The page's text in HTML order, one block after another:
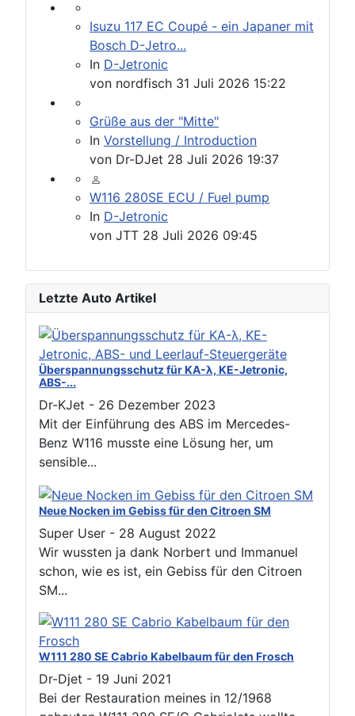
Isuzu 117 EC Coupé - ein Japaner mit
Bosch D-Jetro...
In D-Jetronic
von nordfisch 31 Juli 2026 15:22
Grüße aus der "Mitte"
In Vorstellung / Introduction
von Dr-DJet 28 Juli 2026 19:37
W116 280SE ECU / Fuel pump
In D-Jetronic
von JTT 28 Juli 2026 09:45
Letzte Auto Artikel
Überspannungsschutz für KA-λ, KE-Jetronic,
ABS-...
Dr-KJet - 26 Dezember 2023
Mit der Einführung des ABS im Mercedes-
Benz W116 musste eine Lösung her, um
sensible...
Neue Nocken im Gebiss für den Citroen SM
Super User - 28 August 2022
Wir wussten ja dank Norbert und Immanuel
schon, wie es ist, ein Gebiss für den Citroen
SM...
W111 280 SE Cabrio Kabelbaum für den Frosch
Dr-Djet - 19 Juni 2021
Bei der Restauration meines in 12/1968